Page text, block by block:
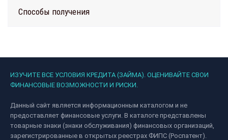
Способы получения
ИЗУЧИТЕ ВСЕ УСЛОВИЯ КРЕДИТА (ЗАЙМА). ОЦЕНИВАЙТЕ СВОИ
ФИНАНСОВЫЕ ВОЗМОЖНОСТИ И РИСКИ.
Данный сайт является информационным каталогом и не
предоставляет финансовые услуги. В каталоге представлены
товарные знаки (знаки обслуживания) финансовых организаций,
зарегистрированные в открытых реестрах ФИПС (Роспатент).